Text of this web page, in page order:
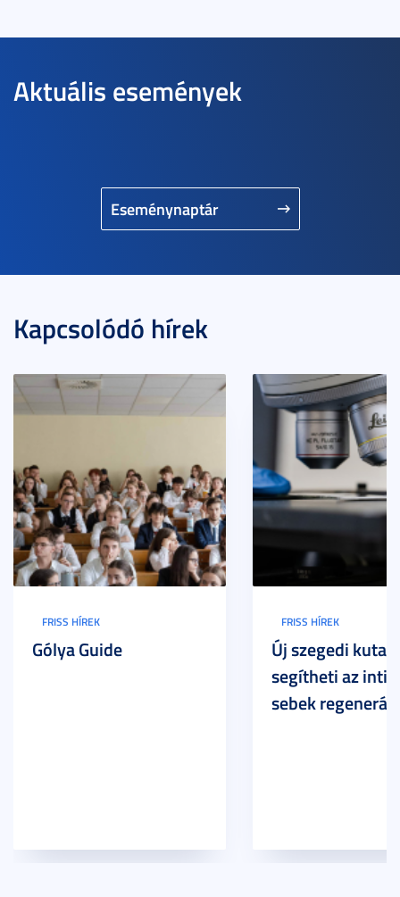
Aktuális események
Eseménynaptár
Kapcsolódó hírek
FRISS HÍREK
Gólya Guide
FRISS HÍREK
Új szegedi
segítheti az
sebek